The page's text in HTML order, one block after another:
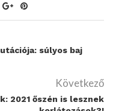
súlyos baj
Következő
2021 őszén is lesznek